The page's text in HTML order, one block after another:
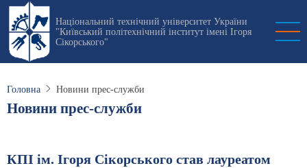
Перейти
основного
вмісту
Національний технічний університет України
"Київський політехнічний інститут імені Ігоря
Сікорського"
Головна Новини прес-служби
Новини прес-служби
КПІ ім. Ігоря Сікорського став лауреатом